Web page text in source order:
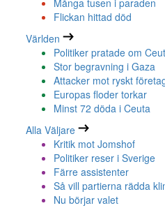
Många tusen i paraden
Flickan hittad död
Världen
Politiker pratade om
Stor begravning i Gaza
Attacker mot ryskt
Europas floder torkar
Minst 72 döda i Ceuta
Alla Väljare
Kritik mot Jomshof
Politiker reser i Sverige
Färre assistenter
Så vill partierna rädda
Nu börjar valet